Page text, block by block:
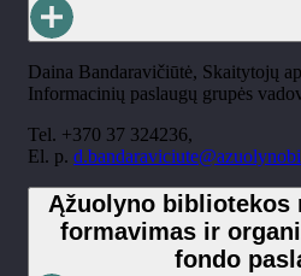
Daina Bandaravičiūtė, Skaitytojų
Informacinių paslaugų grupės
Tel. +370 37 324236,
El. p.
Ąžuolyno bibliotekos
formavimas ir
fondo